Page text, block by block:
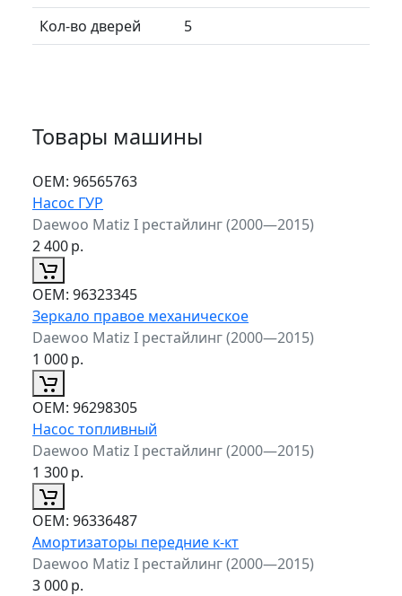
Кол-во дверей
5
Товары машины
ОЕМ: 96565763
Насос ГУР
Daewoo Matiz I рестайлинг (2000—2015)
2 400р.
ОЕМ: 96323345
Зеркало правое механическое
Daewoo Matiz I рестайлинг (2000—2015)
1 000р.
ОЕМ: 96298305
Насос топливный
Daewoo Matiz I рестайлинг (2000—2015)
1 300р.
ОЕМ: 96336487
Амортизаторы передние к-кт
Daewoo Matiz I рестайлинг (2000—2015)
3 000р.